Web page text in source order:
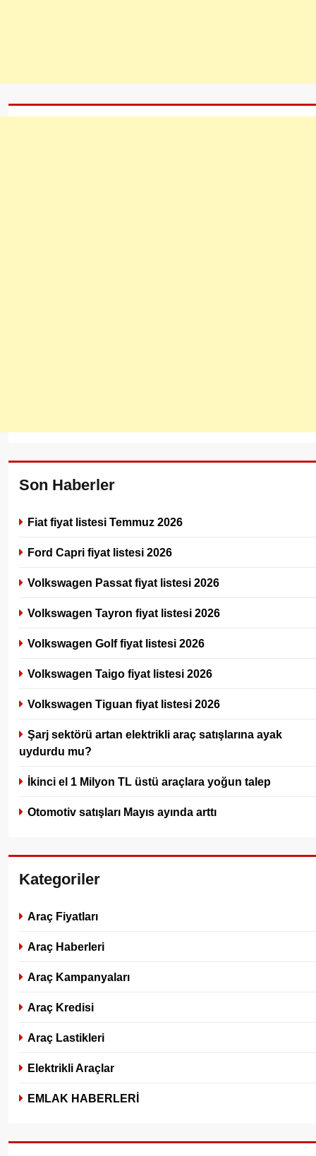
Son Haberler
Fiat fiyat listesi Temmuz 2026
Ford Capri fiyat listesi 2026
Volkswagen Passat fiyat listesi 2026
Volkswagen Tayron fiyat listesi 2026
Volkswagen Golf fiyat listesi 2026
Volkswagen Taigo fiyat listesi 2026
Volkswagen Tiguan fiyat listesi 2026
Şarj sektörü artan elektrikli araç satışlarına ayak
uydurdu mu?
İkinci el 1 Milyon TL üstü araçlara yoğun talep
Otomotiv satışları Mayıs ayında arttı
Kategoriler
Araç Fiyatları
Araç Haberleri
Araç Kampanyaları
Araç Kredisi
Araç Lastikleri
Elektrikli Araçlar
EMLAK HABERLERİ